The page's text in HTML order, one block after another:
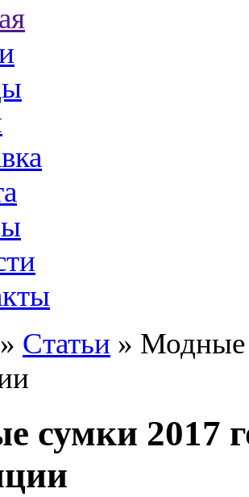
» Статьи » Модные
сумки 2017